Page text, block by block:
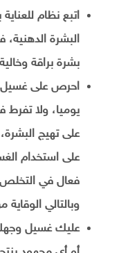
اتبع نظام
البشرة
بشرة براقة
احرص على غسيل
يوميا، ولا
على تهيج
على استخدام
فعال في التخلص
وبالتالي
عليك غسيل وجهك